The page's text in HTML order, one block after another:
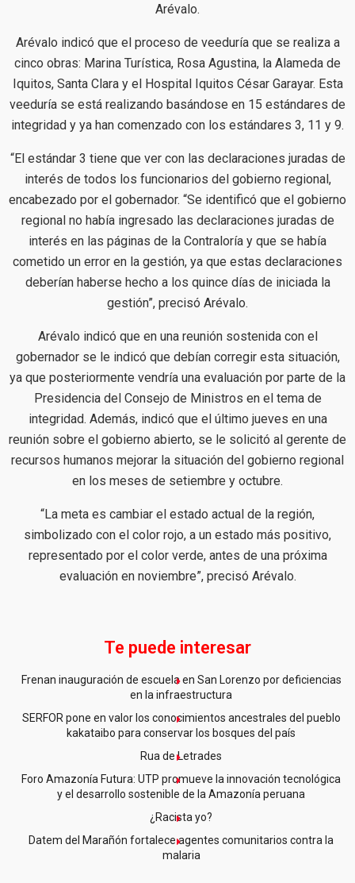
Arévalo.
Arévalo indicó que el proceso de veeduría que se realiza a
cinco obras: Marina Turística, Rosa Agustina, la Alameda de
Iquitos, Santa Clara y el Hospital Iquitos César Garayar. Esta
veeduría se está realizando basándose en 15 estándares de
integridad y ya han comenzado con los estándares 3, 11 y 9.
“El estándar 3 tiene que ver con las declaraciones juradas de
interés de todos los funcionarios del gobierno regional,
encabezado por el gobernador. “Se identificó que el gobierno
regional no había ingresado las declaraciones juradas de
interés en las páginas de la Contraloría y que se había
cometido un error en la gestión, ya que estas declaraciones
deberían haberse hecho a los quince días de iniciada la
gestión”, precisó Arévalo.
Arévalo indicó que en una reunión sostenida con el
gobernador se le indicó que debían corregir esta situación,
ya que posteriormente vendría una evaluación por parte de la
Presidencia del Consejo de Ministros en el tema de
integridad. Además, indicó que el último jueves en una
reunión sobre el gobierno abierto, se le solicitó al gerente de
recursos humanos mejorar la situación del gobierno regional
en los meses de setiembre y octubre.
“La meta es cambiar el estado actual de la región,
simbolizado con el color rojo, a un estado más positivo,
representado por el color verde, antes de una próxima
evaluación en noviembre”, precisó Arévalo.
Te puede interesar
Frenan inauguración de escuela en San Lorenzo por deficiencias
en la infraestructura
SERFOR pone en valor los conocimientos ancestrales del pueblo
kakataibo para conservar los bosques del país
Rua de Letrades
Foro Amazonía Futura: UTP promueve la innovación tecnológica
y el desarrollo sostenible de la Amazonía peruana
¿Racista yo?
Datem del Marañón fortalece agentes comunitarios contra la
malaria